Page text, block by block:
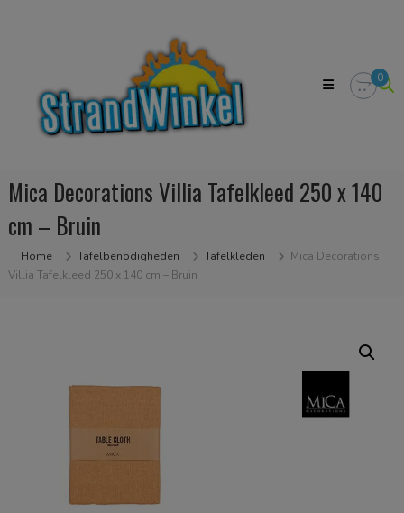
zodat
strandgevoel
in
huis
kan
halen
0
Mica Decorations Villia Tafelkleed 250 x 140
cm – Bruin
Home Tafelbenodigheden Tafelkleden
Mica Decorations
Villia Tafelkleed 250 x 140 cm – Bruin